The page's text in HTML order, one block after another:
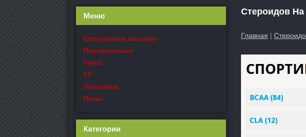
Стероидов На
Главная |
Меню
Спортивное питание
Пероральные
Inject
ГР
Липолики
Пепы
Категории